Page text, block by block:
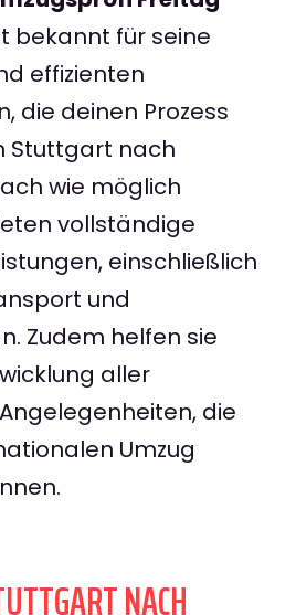
bekannt für seine
effizienten
die deinen Prozess
Stuttgart nach
wie möglich
vollständige
einschließlich
und
Zudem helfen sie
aller
die
Umzug
NACH